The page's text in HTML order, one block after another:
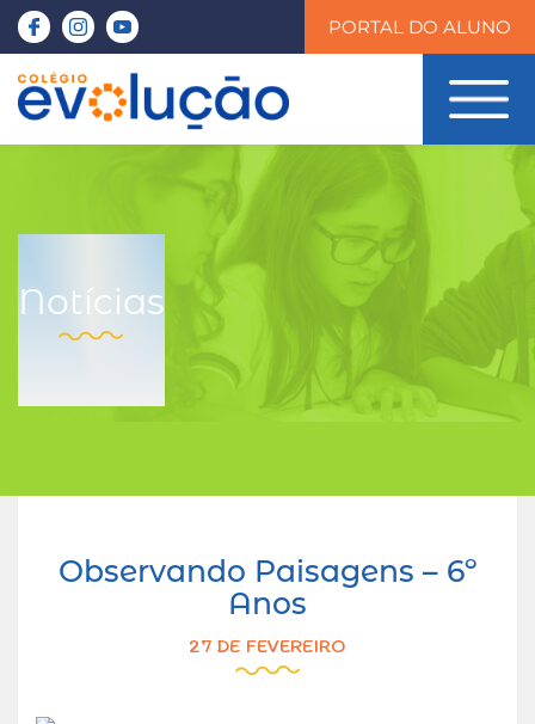
PORTAL DO ALUNO
Notícias
Observando Paisagens – 6º
Anos
27 DE FEVEREIRO